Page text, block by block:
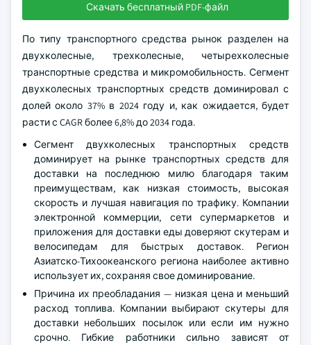
Скачать бесплатный PDF-файл
По типу транспортного средства рынок разделен на
двухколесные, трехколесные, четырехколесные
транспортные средства и микромобильность. Сегмент
двухколесных транспортных средств доминировал с
долей около 37% в 2024 году и, как ожидается, будет
расти с CAGR более 6,8% до 2034 года.
Сегмент двухколесных транспортных средств
доминирует на рынке транспортных средств для
доставки на последнюю милю благодаря таким
преимуществам, как низкая стоимость, высокая
скорость и лучшая навигация по трафику. Компании
электронной коммерции, сети супермаркетов и
приложения для доставки еды доверяют скутерам и
велосипедам для быстрых доставок. Регион
Азиатско-Тихоокеанского региона наиболее активно
использует их, сохраняя свое доминирование.
Причина их преобладания — низкая цена и меньший
расход топлива. Компании выбирают скутеры для
доставки небольших посылок или если им нужно
срочно. Гибкие работники сильно зависят от